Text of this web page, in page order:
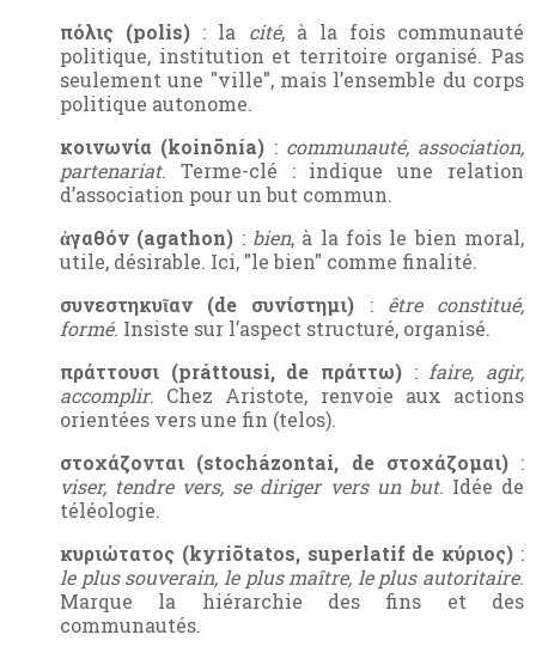
πόλις (polis) : la cité, à la fois communauté
politique, institution et territoire organisé. Pas
seulement une "ville", mais l’ensemble du corps
politique autonome.
κοινωνία (koinōnía) : communauté, association,
partenariat. Terme-clé : indique une relation
d’association pour un but commun.
ἀγαθόν (agathon) : bien, à la fois le bien moral,
utile, désirable. Ici, "le bien" comme finalité.
συνεστηκυῖαν (de συνίστημι) : être constitué,
formé. Insiste sur l’aspect structuré, organisé.
πράττουσι (práttousi, de πράττω) : faire, agir,
accomplir. Chez Aristote, renvoie aux actions
orientées vers une fin (telos).
στοχάζονται (stocházontai, de στοχάζομαι):
viser, tendre vers, se diriger vers un but. Idée de
téléologie.
κυριώτατος (kyriōtatos, superlatif de κύριος) :
le plus souverain, le plus maître, le plus autoritaire.
Marque la hiérarchie des fins et des
communautés.